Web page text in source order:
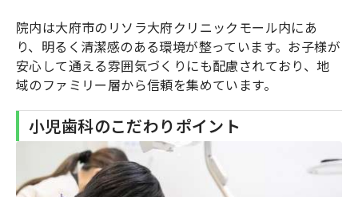
院内は大府市のリソラ大府クリニックモール内にあ
り、明るく清潔感のある環境が整っています。お子様が
安心して通える雰囲気づくりにも配慮されており、地
域のファミリー層から信頼を集めています。
小児歯科のこだわりポイント